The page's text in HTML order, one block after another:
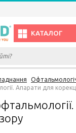
КАТАЛОГ
Апарати для